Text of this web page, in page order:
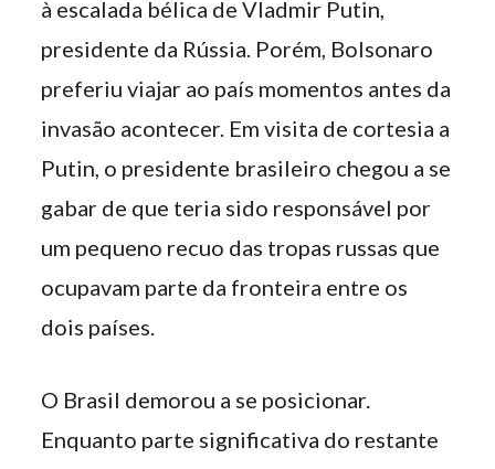
à escalada bélica de Vladmir Putin,
presidente da Rússia. Porém, Bolsonaro
preferiu viajar ao país momentos antes da
invasão acontecer. Em visita de cortesia a
Putin, o presidente brasileiro chegou a se
gabar de que teria sido responsável por
um pequeno recuo das tropas russas que
ocupavam parte da fronteira entre os
dois países.
O Brasil demorou a se posicionar.
Enquanto parte significativa do restante